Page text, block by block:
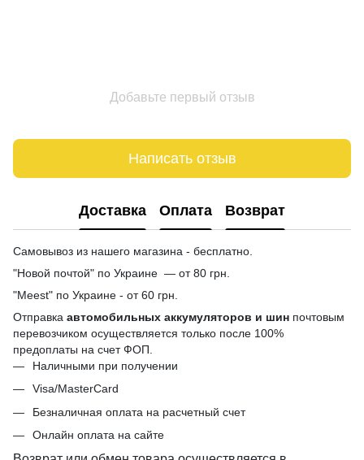
Добавьте первый отзыв
Написать отзыв
Доставка Оплата Возврат
Самовывоз из нашего магазина - бесплатно.
"Новой почтой" по Украине — от 80 грн.
"Meest" по Украине - от 60 грн.
Отправка автомобильных аккумуляторов и шин почтовым
перевозчиком осуществляется только после 100%
предоплаты на счет ФОП.
Наличными при получении
Visa/MasterCard
Безналичная оплата на расчетный счет
Онлайн оплата на сайте